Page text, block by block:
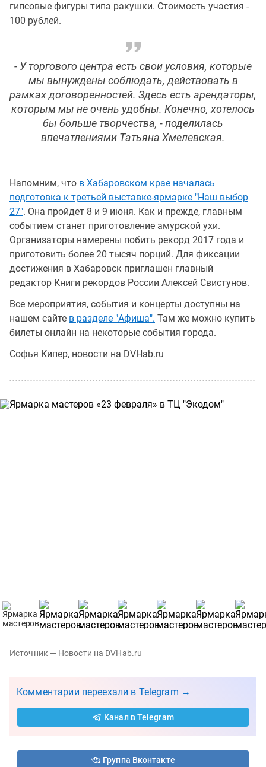
гипсовые фигуры типа ракушки. Стоимость участия -
100 рублей.
- У торгового центра есть свои условия, которые
мы вынуждены соблюдать, действовать в
рамках договоренностей. Здесь есть арендаторы,
которым мы не очень удобны. Конечно, хотелось
бы больше творчества, - поделилась
впечатлениями Татьяна Хмелевская.
Напомним, что в Хабаровском крае началась
подготовка к третьей выставке-ярмарке "Наш выбор
27". Она пройдет 8 и 9 июня. Как и прежде, главным
событием станет приготовление амурской ухи.
Организаторы намерены побить рекорд 2017 года и
приготовить более 20 тысяч порций. Для фиксации
достижения в Хабаровск приглашен главный
редактор Книги рекордов России Алексей Свистунов.
Все мероприятия, события и концерты доступны на
нашем сайте в разделе "Афиша". Там же можно купить
билеты онлайн на некоторые события города.
Софья Кипер, новости на DVHab.ru
Источник — Новости на DVHab.ru
Комментарии переехали в Telegram →
Канал в Telegram
Группа Вконтакте